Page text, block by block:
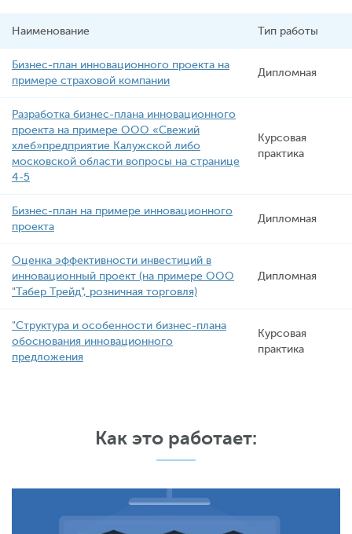
Наименование Тип работы
Бизнес-план инновационного проекта на
примере страховой компании
Дипломная
Разработка бизнес-плана инновационного
проекта на примере ООО «Свежий
хлеб»предприятие Калужской либо
московской области вопросы на странице
4-5
Курсовая
практика
Бизнес-план на примере инновационного
проекта
Дипломная
Оценка эффективности инвестиций в
инновационный проект (на примере ООО
"Табер Трейд", розничная торговля)
Дипломная
"Структура и особенности бизнес-плана
обоснования инновационного
предложения
Курсовая
практика
Как это работает: